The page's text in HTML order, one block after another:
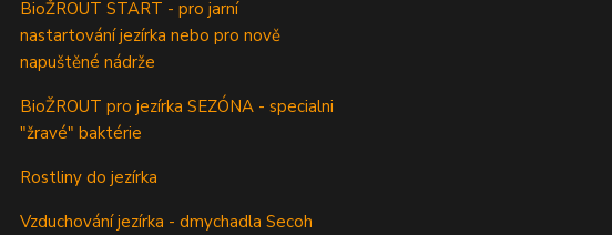
BioŽROUT START - pro jarní
nastartování jezírka nebo pro nově
napuštěné nádrže
BioŽROUT pro jezírka SEZÓNA - specialni
"žravé" baktérie
Rostliny do jezírka
Vzduchování jezírka - dmychadla Secoh